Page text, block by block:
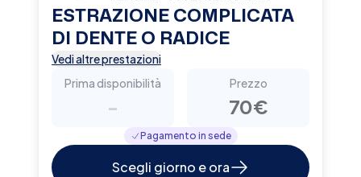
ESTRAZIONE COMPLICATA
DI DENTE O RADICE
Vedi altre prestazioni
Prima disponibilità
-
Prezzo
70€
Pagamento in sede
Scegli giorno e ora